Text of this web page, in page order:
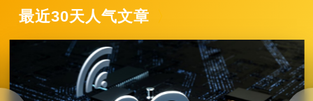
最近30天人气文章